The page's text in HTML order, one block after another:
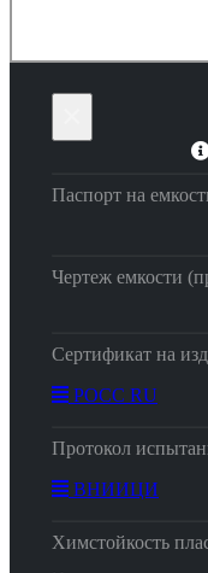
Паспорт на
Чертеж емкости
Сертификат на
РОСС RU
Протокол
ВНИИЦИ
Химстойкость